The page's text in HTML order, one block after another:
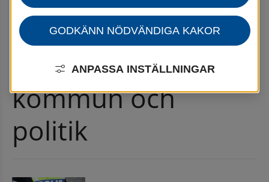
Nyheter för kommun och politik
Nyhetsarkiv för kommun och politik
Nyhetsarkiv för
kommun och
politik
GODKÄNN NÖDVÄNDIGA KAKOR
ANPASSA INSTÄLLNINGAR